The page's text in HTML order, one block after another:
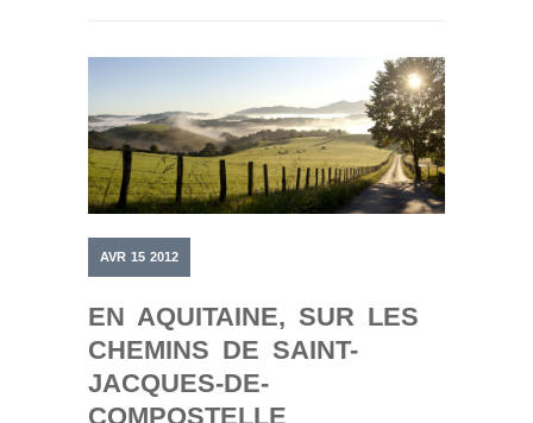
AVR 15 2012
EN AQUITAINE, SUR LES
CHEMINS DE SAINT-
JACQUES-DE-
COMPOSTELLE